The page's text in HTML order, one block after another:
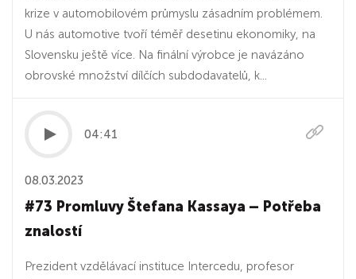
krize v automobilovém průmyslu zásadním problémem.
U nás automotive tvoří téměř desetinu ekonomiky, na
Slovensku ještě více. Na finální výrobce je navázáno
obrovské množství dílčích subdodavatelů, k...
04:41
08.03.2023
#73 Promluvy Štefana Kassaya – Potřeba
znalostí
Prezident vzdělávací instituce Intercedu, profesor